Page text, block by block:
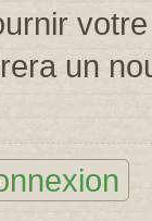
un